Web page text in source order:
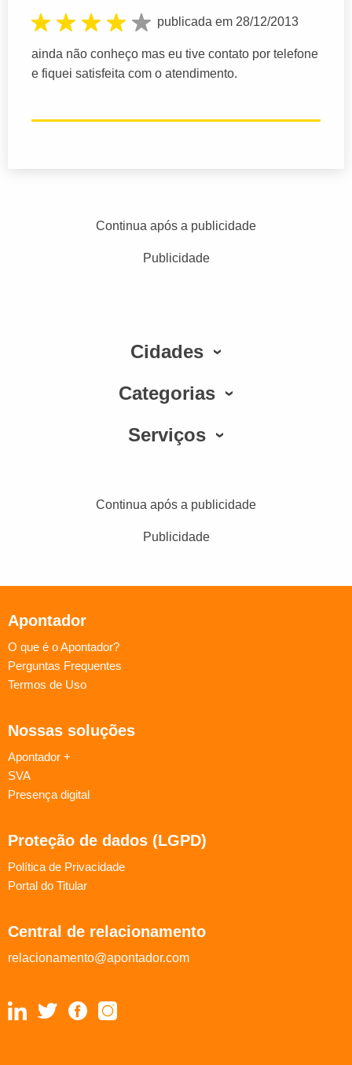
publicada em 28/12/2013
ainda não conheço mas eu tive contato por telefone
e fiquei satisfeita com o atendimento.
Continua após a publicidade
Publicidade
Cidades
Categorias
Serviços
Continua após a publicidade
Publicidade
Apontador
O que é o Apontador?
Perguntas Frequentes
Termos de Uso
Nossas soluções
Apontador +
SVA
Presença digital
Proteção de dados (LGPD)
Política de Privacidade
Portal do Titular
Central de relacionamento
relacionamento@apontador.com